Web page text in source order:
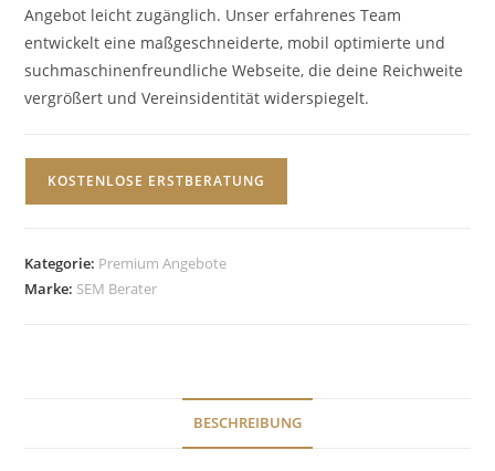
Angebot leicht zugänglich. Unser erfahrenes Team
entwickelt eine maßgeschneiderte, mobil optimierte und
suchmaschinenfreundliche Webseite, die deine Reichweite
vergrößert und Vereinsidentität widerspiegelt.
KOSTENLOSE ERSTBERATUNG
Kategorie: Premium Angebote
Marke: SEM Berater
BESCHREIBUNG